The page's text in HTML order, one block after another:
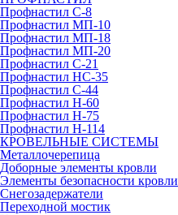
Профнастил С-8
Профнастил МП-10
Профнастил МП-18
Профнастил МП-20
Профнастил С-21
Профнастил НС-35
Профнастил С-44
Профнастил Н-60
Профнастил Н-75
Профнастил Н-114
КРОВЕЛЬНЫЕ СИСТЕМЫ
Металлочерепица
Доборные элементы кровли
Элементы безопасности кровли
Снегозадержатели
Переходной мостик